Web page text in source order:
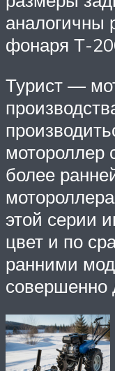
аналогичны
фонаря Т-
Турист —
мотороллер
более
этой серии
цвет и по
ранними
совершенно